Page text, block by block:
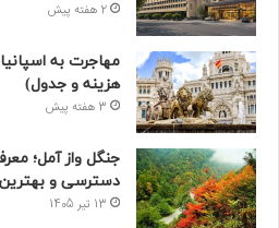
2 هفته پیش
مهاجرت به
هزینه و جدول)
3 هفته پیش
جنگل واز آمل؛
دسترسی و
13 تیر 1405